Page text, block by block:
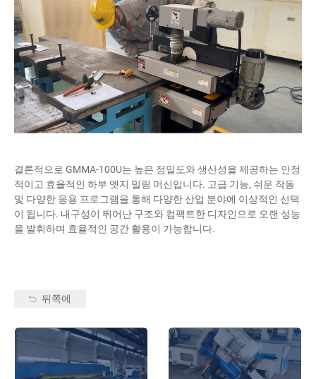
결론적으로 GMMA-100U는 높은 정밀도와 생산성을 제공하는 안정
적이고 효율적인 하부 엣지 밀링 머신입니다. 고급 기능, 쉬운 작동
및 다양한 응용 프로그램을 통해 다양한 산업 분야에 이상적인 선택
이 됩니다. 내구성이 뛰어난 구조와 컴팩트한 디자인으로 오랜 성능
을 발휘하며 효율적인 공간 활용이 가능합니다.
뒤쪽에